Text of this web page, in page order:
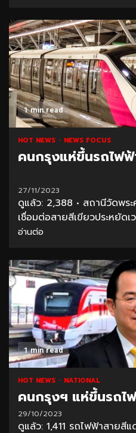
1 min read
HOT NEWS NEWS FOCUS
คนกรุงแห่ขึ้นรถไฟ
27/11/2023
ดูแล้ว: 2,388 • สถานีวัดพระ
เชื่อมต่อสายสีเขียวประหยัด
อ่านต่อ
1 min read
HOT NEWS NATIONAL
คนกรุงฯ แห่ขึ้นรถไ
29/10/2023
ดูแล้ว: 1,411 รถไฟฟ้าสาย